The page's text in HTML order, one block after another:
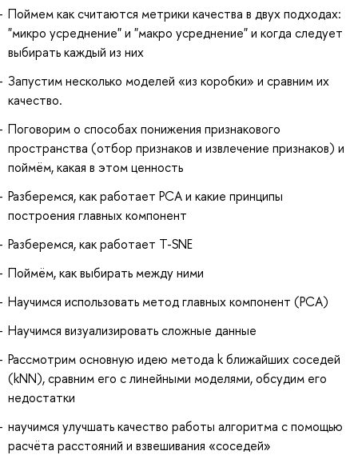
Поймем как считаются метрики качества в двух подходах:
"микро усреднение" и "макро усреднение" и когда следует
выбирать каждый из них
Запустим несколько моделей «из коробки» и сравним их
качество.
Поговорим о способах понижения признакового
пространства (отбор признаков и извлечение признаков) и
поймём, какая в этом ценность
Разберемся, как работает PCA и какие принципы
построения главных компонент
Разберемся, как работает T-SNE
Поймём, как выбирать между ними
Научимся использовать метод главных компонент (PCA)
Научимся визуализировать сложные данные
Рассмотрим основную идею метода k ближайших соседей
(kNN), сравним его с линейными моделями, обсудим его
недостатки
научимся улучшать качество работы алгоритма с помощью
расчёта расстояний и взвешивания «соседей»